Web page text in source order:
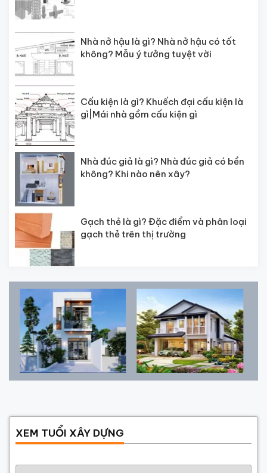
Nhà nở hậu là gì? Nhà nở hậu có tốt
không? Mẫu ý tưởng tuyệt vời
Cấu kiện là gì? Khuếch đại cấu kiện là
gì|Mái nhà gồm cấu kiện gì
Nhà đúc giả là gì? Nhà đúc giả có bền
không? Khi nào nên xây?
Gạch thẻ là gì? Đặc điểm và phân loại
gạch thẻ trên thị trường
XEM TUỔI XÂY DỰNG